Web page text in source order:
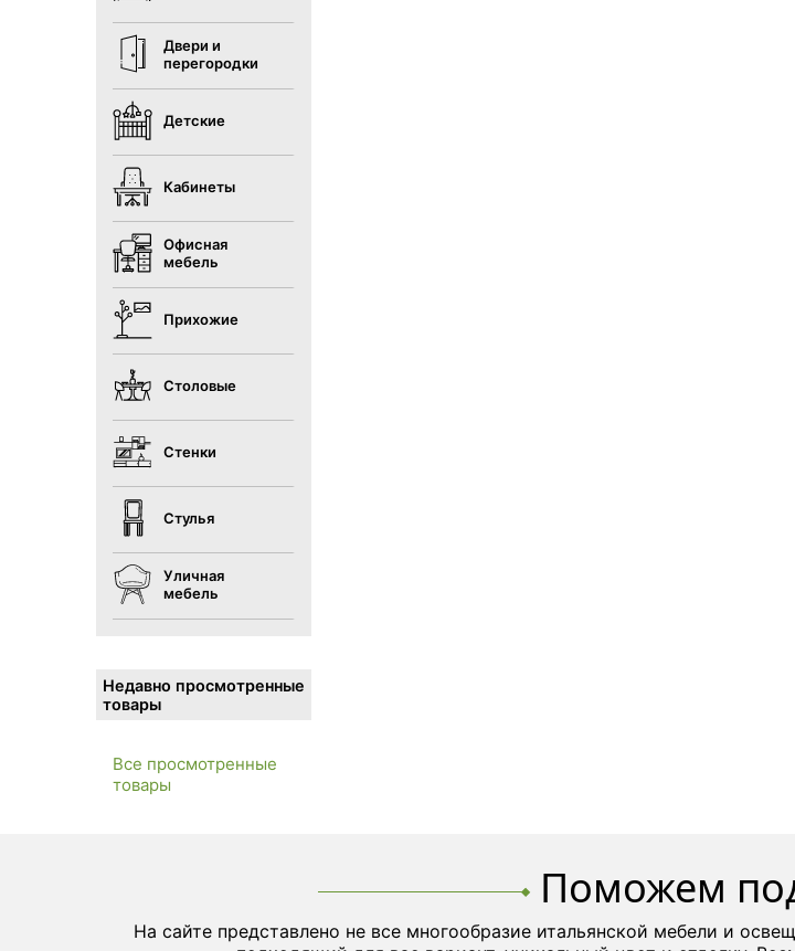
Двери и
перегородки
Детские
Кабинеты
Офисная
мебель
Прихожие
Столовые
Стенки
Стулья
Уличная
мебель
Недавно просмотренные
товары
Все просмотренные
товары
Поможем
На сайте представлено не все многообразие итальянской мебели и